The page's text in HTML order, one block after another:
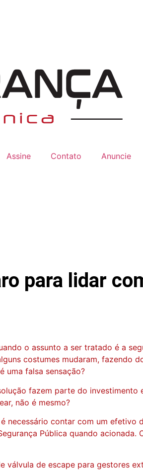
Assine Contato Anuncie
para lidar
o assunto a ser tratado é a
costumes mudaram, fazendo
uma falsa sensação?
fazem parte do investimento
não é mesmo?
necessário contar com um efetivo
Pública quando acionada.
de escape para gestores